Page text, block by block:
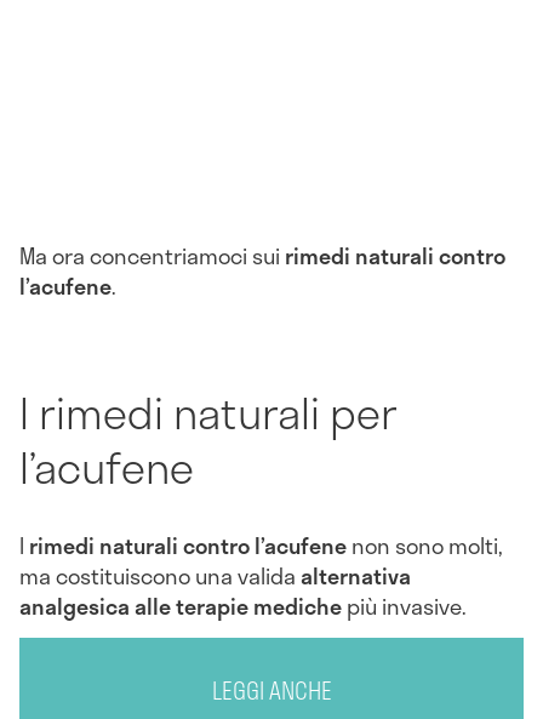
Ma ora concentriamoci sui rimedi naturali contro
l’acufene.
I rimedi naturali per
l’acufene
I rimedi naturali contro l’acufenenon sono molti,
ma costituiscono una validaalternativa
analgesica alle terapie medichepiù invasive.
LEGGI ANCHE